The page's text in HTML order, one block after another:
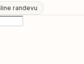
randevu